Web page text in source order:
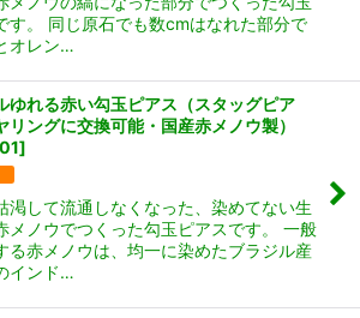
す。 同じ原石でも数cmはなれた部分で
オレン…
ゆれる赤い勾玉ピアス（スタッグピア
リングに交換可能・国産赤メノウ製）
]
渇して流通しなくなった、染めてない生
メノウでつくった勾玉ピアスです。 一般
る赤メノウは、均一に染めたブラジル産
インド…